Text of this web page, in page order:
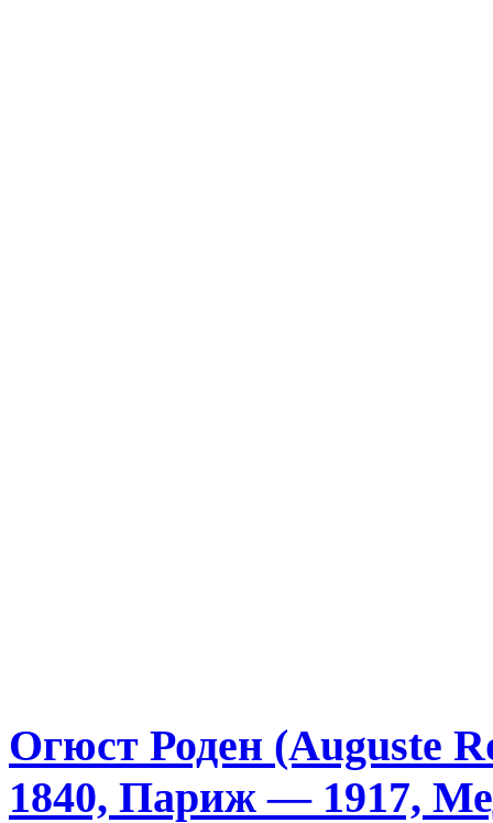
Огюст Роден (Auguste
1840, Париж — 1917,